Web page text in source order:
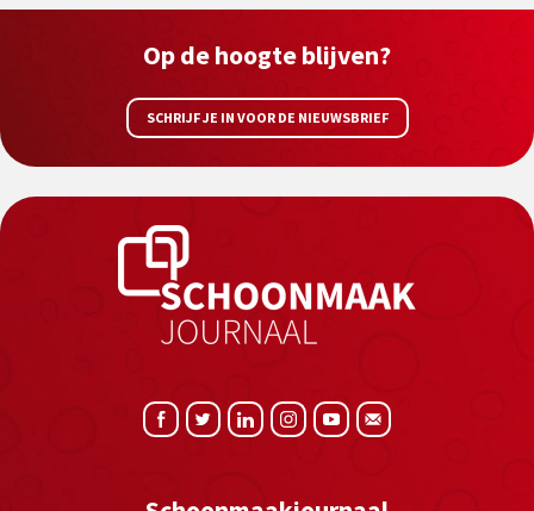
Op de hoogte blijven?
SCHRIJF JE IN VOOR DE NIEUWSBRIEF